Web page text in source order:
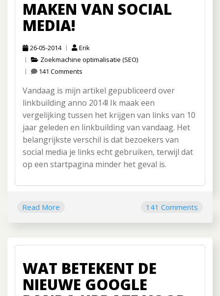
MAKEN VAN SOCIAL
MEDIA!
26-05-2014
Erik
Zoekmachine optimalisatie (SEO)
141 Comments
Vandaag is mijn artikel gepubliceerd over
linkbuilding anno 2014! Ik maak een
vergelijking tussen het krijgen van links van 10
jaar geleden en linkbuilding van vandaag. Het
belangrijkste verschil is dat bezoekers van
social media je links echt gebruiken, terwijl dat
op een startpagina minder het geval is.
Read More 141 Comments
WAT BETEKENT DE
NIEUWE GOOGLE